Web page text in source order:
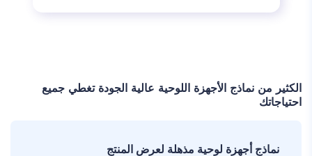
الكثير من نماذج الأجهزة اللوحية عالية الجودة تغطي جميع
احتياجاتك
نماذج أجهزة لوحية مذهلة لعرض المنتج